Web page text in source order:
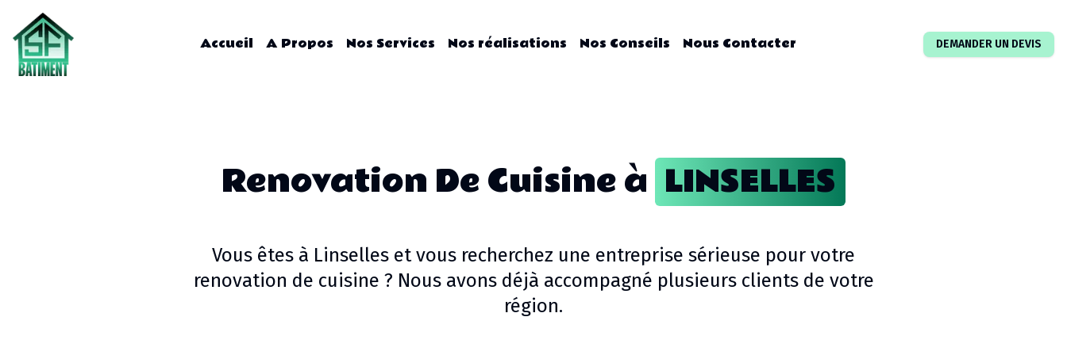
Accueil A Propos Nos Services Nos réalisations Nos Conseils Nous Contacter DEMANDER UN DEVIS
Renovation De Cuisineà LINSELLES
Vous êtes à Linselles et vous recherchez une entreprise sérieuse pour votre
renovation de cuisine ? Nous avons déjà accompagné plusieurs clients de votre
région.